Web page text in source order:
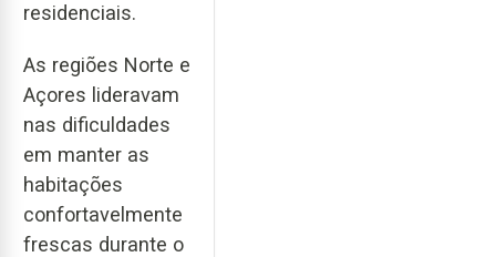
residenciais.
As regiões Norte e
Açores lideravam
nas dificuldades
em manter as
habitações
confortavelmente
frescas durante o